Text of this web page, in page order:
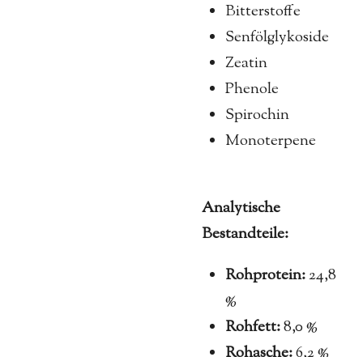
Bitterstoffe
Senfölglykoside
Zeatin
Phenole
Spirochin
Monoterpene
Analytische
Bestandteile:
Rohprotein:24,8
%
Rohfett:8,0 %